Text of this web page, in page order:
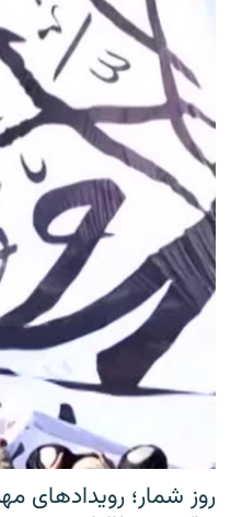
روز شمار؛